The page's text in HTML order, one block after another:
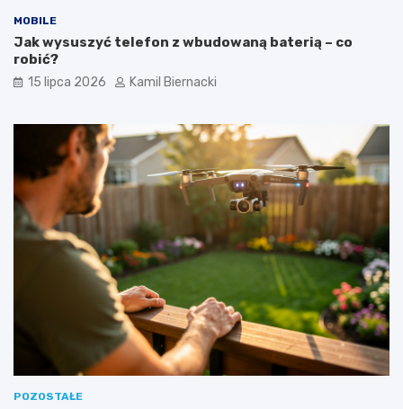
MOBILE
Jak wysuszyć telefon z wbudowaną baterią – co
robić?
15 lipca 2026 Kamil Biernacki
POZOSTAŁE